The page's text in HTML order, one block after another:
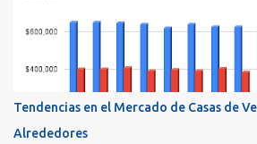
Los recibos de la caja y el contenido que
los compró demuestra que la propiedad
prueba de la transferencia. Investiguemos
es un título? Permítanos comenzar
Tendencias en el Mercado de Casas de
Alrededores